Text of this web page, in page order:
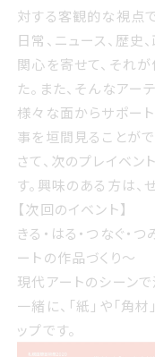
対する客観的な視点で
日常、ニュース、歴
関心を寄せて、それ
た。 また、そんなアー
様々な面からサポー
事を垣間見ることが
さて、次のプレイベン
す。 興味のある方は、
【次回のイベント】
きる・はる・つなぐ・
ートの作品づくり～
現代アートのシーン
一緒に、「紙」や「角
ップです。